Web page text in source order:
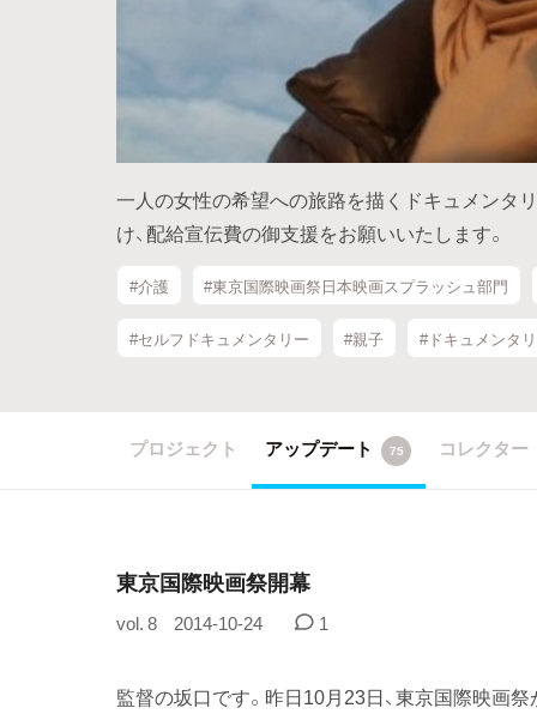
一人の女性の希望への旅路を描くドキュメンタリ
け、配給宣伝費の御支援をお願いいたします。
#介護 #東京国際映画祭日本映画スプラッシュ部門
#セルフドキュメンタリー #親子 #ドキュメンタ
プロジェクト アップデート 75 コレクター
東京国際映画祭開幕
vol. 8 2014-10-24 1
監督の坂口です。昨日10月23日、東京国際映画